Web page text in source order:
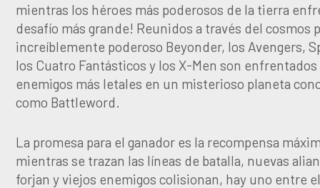
mientras los héroes más poderosos de la tierra
desafío más grande! Reunidos a través del cosmos
increíblemente poderoso Beyonder, los Avengers,
los Cuatro Fantásticos y los X-Men son
enemigos más letales en un misterioso planeta
como Battleword.
La promesa para el ganador es la recompensa
mientras se trazan las líneas de batalla, nuevas
forjan y viejos enemigos colisionan, hay uno entre